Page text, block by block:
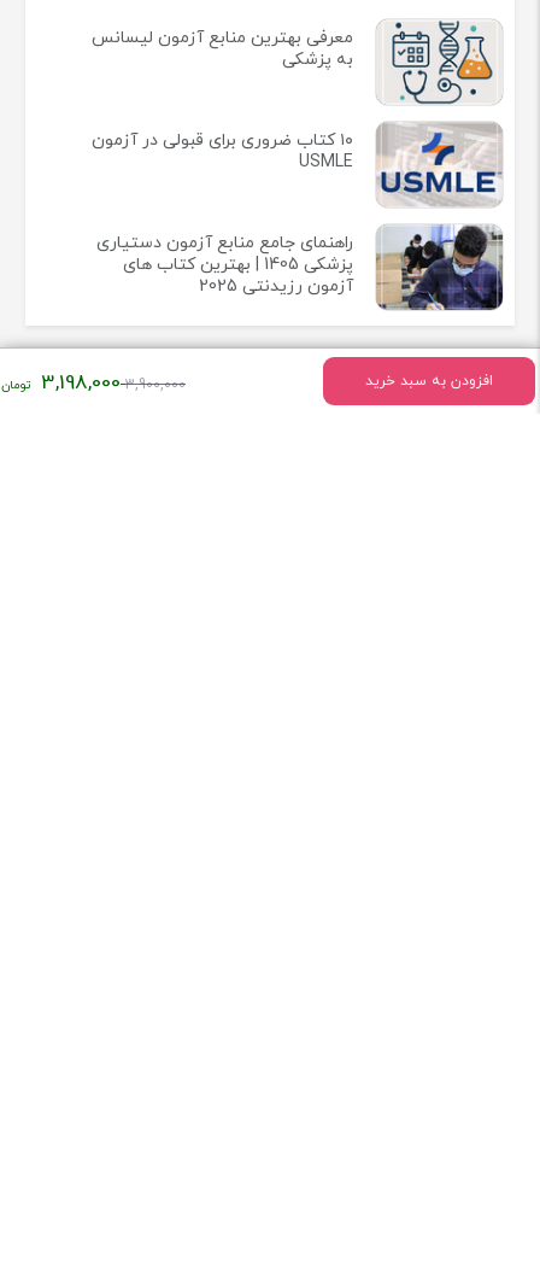
افزودن به سبد خرید 3,900,000قیمت
3,198,000
معرفی بهترین منابع آزمون لیسانس
به پزشکی
۱۰ کتاب ضروری برای قبولی در آزمون
USMLE
راهنمای جامع منابع آزمون دستیاری
پزشکی 1405 | بهترین کتاب های
آزمون رزیدنتی 2025